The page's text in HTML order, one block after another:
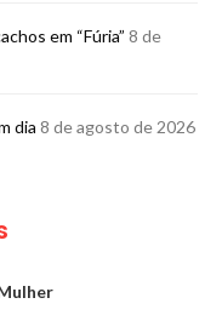
em “Fúria” 8 de
dia 8 de agosto de 2026